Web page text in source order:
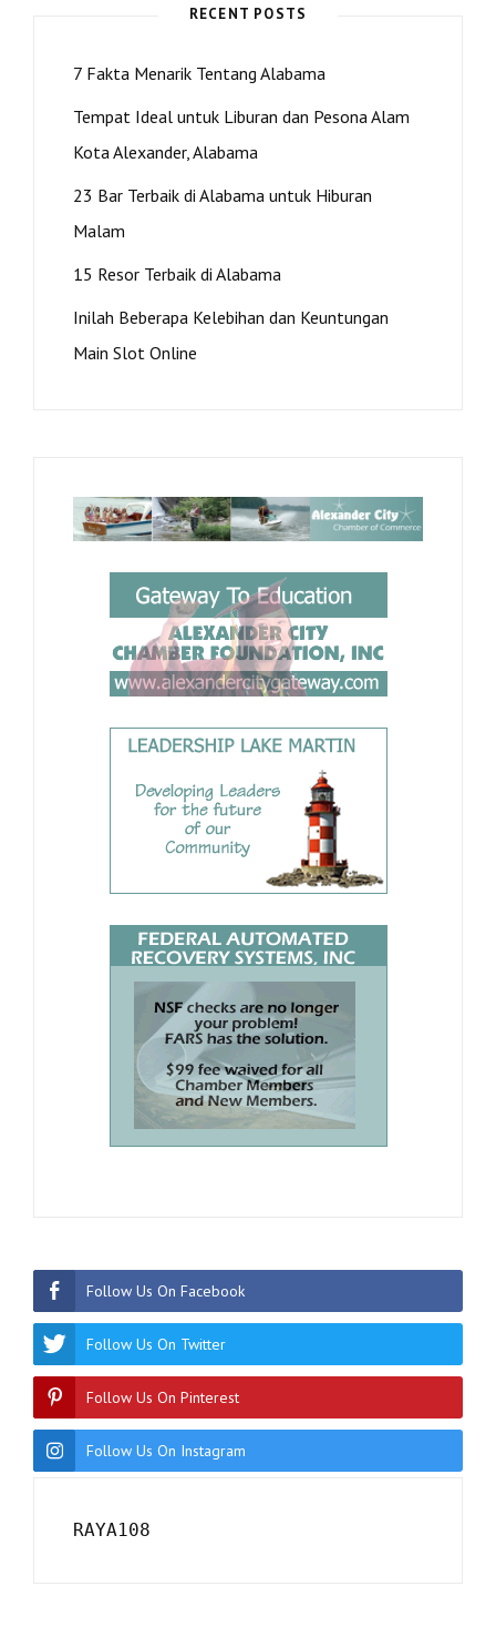
RECENT POSTS
7 Fakta Menarik Tentang Alabama
Tempat Ideal untuk Liburan dan Pesona Alam
Kota Alexander, Alabama
23 Bar Terbaik di Alabama untuk Hiburan
Malam
15 Resor Terbaik di Alabama
Inilah Beberapa Kelebihan dan Keuntungan
Main Slot Online
Follow Us On Facebook
Follow Us On Twitter
Follow Us On Pinterest
Follow Us On Instagram
RAYA108